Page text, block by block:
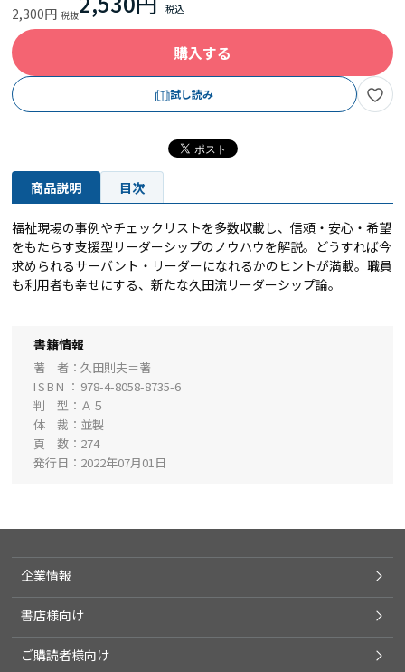
2,300円
購入する
試し読み
商品説明 目次
福祉現場の事例やチェックリストを多数収載し、信頼・安心・希望
をもたらす支援型リーダーシップのノウハウを解説。どうすれば今
求められるサーバント・リーダーになれるかのヒントが満載。職員
も利用者も幸せにする、新たな久田流リーダーシップ論。
書籍情報
著 者
久田則夫＝著
ISBN
978-4-8058-8735-6
判 型
Ａ５
体 裁
並製
頁 数
274
発行日
2022年07月01日
企業情報
書店様向け
ご購読者様向け